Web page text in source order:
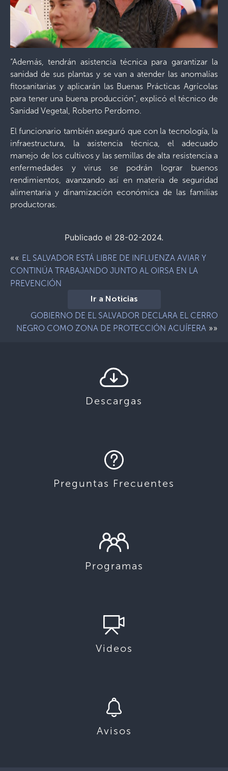
“Además, tendrán asistencia técnica para garantizar la
sanidad de sus plantas y se van a atender las anomalías
fitosanitarias y aplicarán las Buenas Prácticas Agrícolas
para tener una buena producción”, explicó el técnico de
Sanidad Vegetal, Roberto Perdomo.
El funcionario también aseguró que con la tecnología, la
infraestructura, la asistencia técnica, el adecuado
manejo de los cultivos y las semillas de alta resistencia a
enfermedades y virus se podrán lograr buenos
rendimientos, avanzando así en materia de seguridad
alimentaria y dinamización económica de las familias
productoras.
Publicado el 28-02-2024.
«« EL SALVADOR ESTÁ LIBRE DE INFLUENZA AVIAR Y
CONTINÚA TRABAJANDO JUNTO AL OIRSA EN LA
PREVENCIÓN
Ir a Noticias
GOBIERNO DE EL SALVADOR DECLARA EL CERRO
NEGRO COMO ZONA DE PROTECCIÓN ACUÍFERA »»
Descargas
Preguntas Frecuentes
Programas
Videos
Avisos